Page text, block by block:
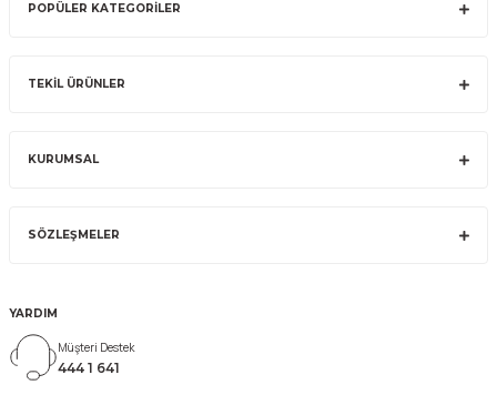
POPÜLER KATEGORİLER
TEKİL ÜRÜNLER
KURUMSAL
SÖZLEŞMELER
YARDIM
Müşteri Destek
444 1 641